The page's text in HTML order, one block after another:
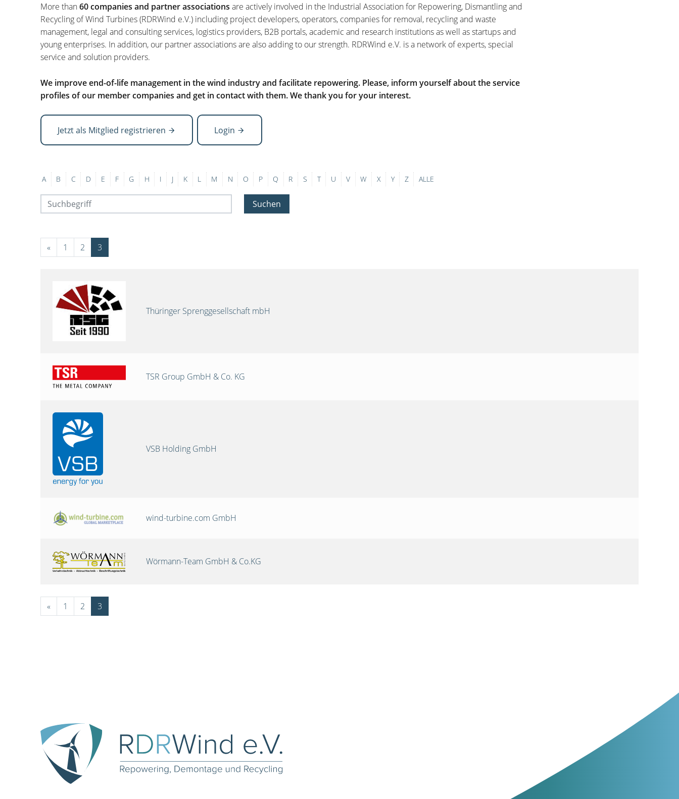
More than60 companies and partner associations are actively involved in the Industrial Association for Repowering, Dismantling and
Recycling of Wind Turbines (RDRWind e.V.) including project developers, operators, companies for removal, recycling and waste
management, legal and consulting services, logistics providers, B2B portals, academic and research institutions as well as startups and
young enterprises. In addition, our partner associations are also adding to our strength. RDRWind e.V. is a network of experts, special
service and solution providers.
We improve end-of-life management in the wind industry and facilitate repowering. Please, inform yourself about the service
profiles of our member companies and get in contact with them. We thank you for your interest.
Jetzt als Mitglied registrieren Login
A B C D E F G H I J K L M N O P Q R S T U V W X Y Z ALLE
Suchen
« 1 2 3
Thüringer Sprenggesellschaft mbH
TSR Group GmbH & Co. KG
VSB Holding GmbH
wind-turbine.com GmbH
Wörmann-Team GmbH & Co.KG
« 1 2 3